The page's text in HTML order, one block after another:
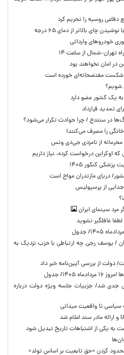
چای بالاتر از دمای ۶۵ درجه
خودروهای وارداتی
تهران–شمال از ساعت ۱۴
در امان نخواهند بود
شکست مفتضحانه‌ای خورده است
شویم؟
یک کشور عضو دارد
تمدید قرارداد
اوکراین درخواست کرده، نیاز داریم
کنکور ۱۴۰۵
دریای مازندران مواج است
از پرسپولیس
مرد سینمای ایران
غافلگیر نشوید
/ یوسف رجی چه ارتباطی با حزب نزدیک به
دولت از بررسی آیین‌نامه خبر داد
۱۴۰۵/ جدول
جدی شد/ جزییات جلسه ویژه دولت درباره
سیاسی تا واقعیت میدانی
به یکی از اشتباهات تاریخ تبدیل شود
محدود کردن «حق تابعیت بر اساس تولد»